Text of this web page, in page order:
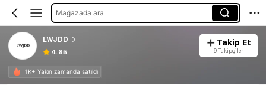
Mağazada ara
LWJDD
4.85
Takip Et
9 Takipçiler
1K+ Yakın zamanda satıldı